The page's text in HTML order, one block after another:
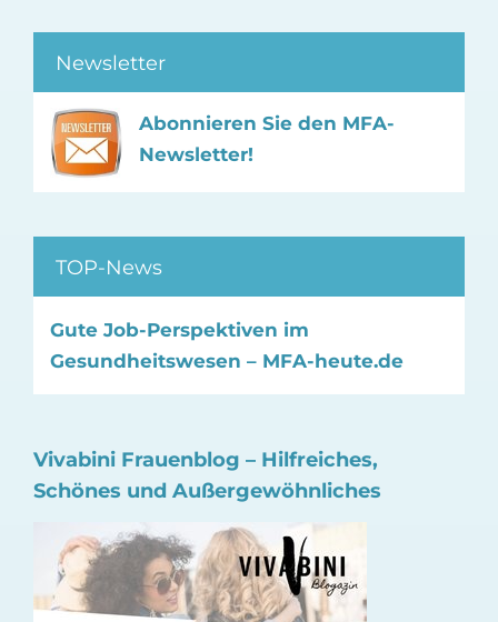
Newsletter
Abonnieren Sie den MFA-
Newsletter!
TOP-News
Gute Job-Perspektiven im
Gesundheitswesen – MFA-heute.de
Vivabini Frauenblog – Hilfreiches,
Schönes und Außergewöhnliches